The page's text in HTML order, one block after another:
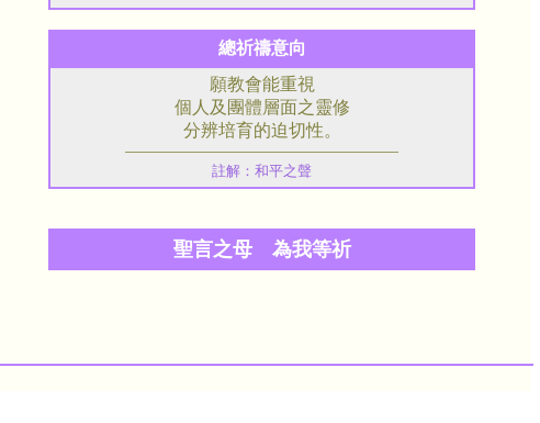
總祈禱意向
願教會能重視
個人及團體層面之靈修
分辨培育的迫切性。
註解：和平之聲
聖言之母 為我等祈